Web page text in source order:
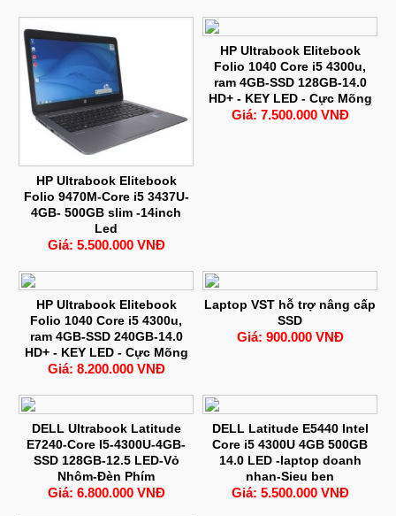
HP Ultrabook Elitebook
Folio 9470M-Core i5 3437U-
4GB- 500GB slim -14inch
Led
Giá: 5.500.000 VNĐ
HP Ultrabook Elitebook
Folio 1040 Core i5 4300u,
ram 4GB-SSD 128GB-14.0
HD+ - KEY LED - Cực Mõng
Giá: 7.500.000 VNĐ
HP Ultrabook Elitebook
Folio 1040 Core i5 4300u,
ram 4GB-SSD 240GB-14.0
HD+ - KEY LED - Cực Mõng
Giá: 8.200.000 VNĐ
Laptop VST hỗ trợ nâng cấp
SSD
Giá: 900.000 VNĐ
DELL Ultrabook Latitude
E7240-Core I5-4300U-4GB-
SSD 128GB-12.5 LED-Vỏ
Nhôm-Đèn Phím
Giá: 6.800.000 VNĐ
DELL Latitude E5440 Intel
Core i5 4300U 4GB 500GB
14.0 LED -laptop doanh
nhan-Sieu ben
Giá: 5.500.000 VNĐ